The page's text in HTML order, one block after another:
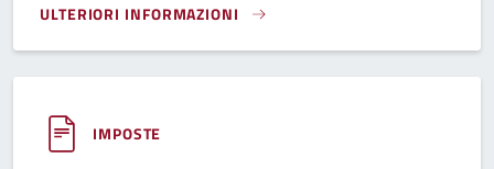
ULTERIORI INFORMAZIONI
CONTRIBUTI CONSORTILI}
IMPOSTE